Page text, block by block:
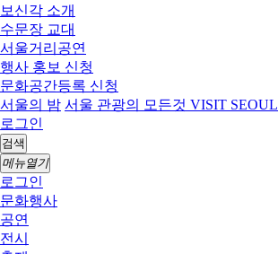
보신각 소개
수문장 교대
서울거리공연
행사 홍보 신청
문화공간등록 신청
서울의 밤 서울 관광의 모든것 VISIT SEOUL
로그인
검색
메뉴열기
로그인
문화행사
공연
전시